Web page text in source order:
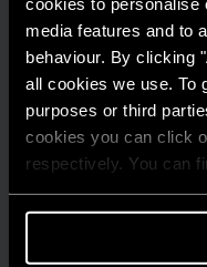
media features and to
behaviour. By clicking
all cookies we use. To
purposes or third
cookies you can click
respectively. You can
GUIDA AL
Quanto